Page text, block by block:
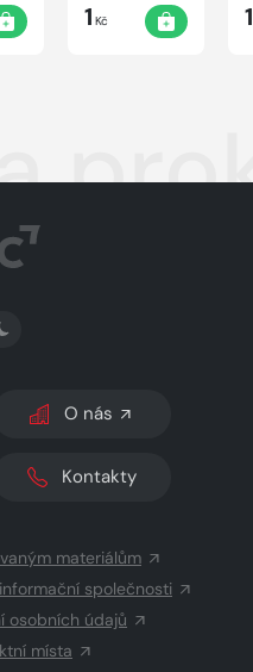
1 Kč
SVĚTLÝ/TMAVÝ REŽIM
O nás
Kontakty
materiálům
společnosti
osobních údajů
místa